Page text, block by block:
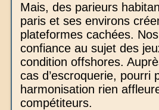
Mais, des parieurs
paris et ses environs
plateformes cachées.
confiance au sujet des
condition offshores.
cas d’escroquerie, pourri
harmonisation rien
compétiteurs.